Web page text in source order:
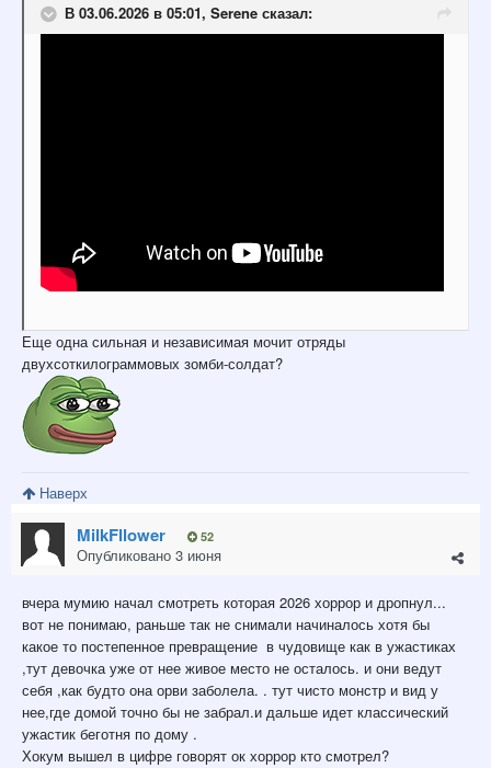
В 03.06.2026 в 05:01, Serene сказал:
Еще одна сильная и независимая мочит отряды
двухсоткилограммовых зомби-солдат?
Наверх
MilkFllower 52
Опубликовано 3 июня
вчера мумию начал смотреть которая 2026 хоррор и дропнул...
вот не понимаю, раньше так не снимали начиналось хотя бы
какое то постепенное превращение в чудовище как в ужастиках
,тут девочка уже от нее живое место не осталось. и они ведут
себя ,как будто она орви заболела. . тут чисто монстр и вид у
нее,где домой точно бы не забрал.и дальше идет классический
ужастик беготня по дому .
Хокум вышел в цифре говорят ок хоррор кто смотрел?